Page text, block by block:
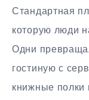
Стандартная
которую люди
Одни
гостиную с
книжные полки